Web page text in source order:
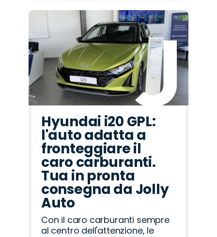
Hyundai i20 GPL:
l'auto adatta a
fronteggiare il
caro carburanti.
Tua in pronta
consegna da Jolly
Auto
Con il caro carburanti sempre
al centro dell'attenzione, le